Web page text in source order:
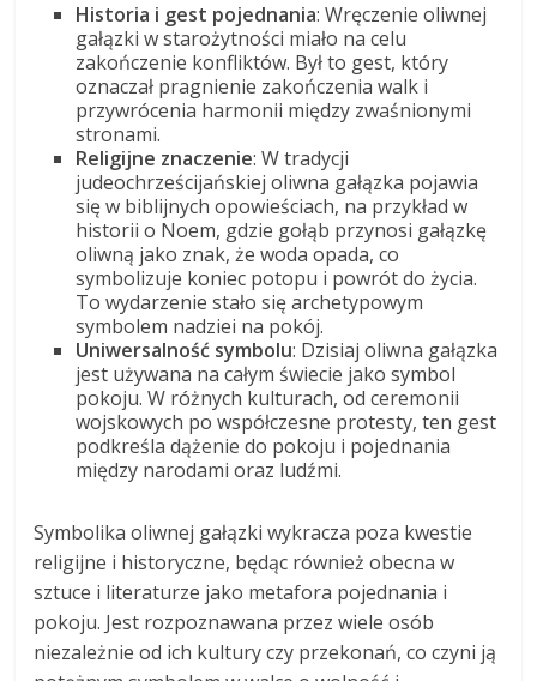
Historia i gest pojednania: Wręczenie oliwnej
gałązki w starożytności miało na celu
zakończenie konfliktów. Był to gest, który
oznaczał pragnienie zakończenia walk i
przywrócenia harmonii między zwaśnionymi
stronami.
Religijne znaczenie: W tradycji
judeochrześcijańskiej oliwna gałązka pojawia
się w biblijnych opowieściach, na przykład w
historii o Noem, gdzie gołąb przynosi gałązkę
oliwną jako znak, że woda opada, co
symbolizuje koniec potopu i powrót do życia.
To wydarzenie stało się archetypowym
symbolem nadziei na pokój.
Uniwersalność symbolu: Dzisiaj oliwna gałązka
jest używana na całym świecie jako symbol
pokoju. W różnych kulturach, od ceremonii
wojskowych po współczesne protesty, ten gest
podkreśla dążenie do pokoju i pojednania
między narodami oraz ludźmi.
Symbolika oliwnej gałązki wykracza poza kwestie
religijne i historyczne, będąc również obecna w
sztuce i literaturze jako metafora pojednania i
pokoju. Jest rozpoznawana przez wiele osób
niezależnie od ich kultury czy przekonań, co czyni ją